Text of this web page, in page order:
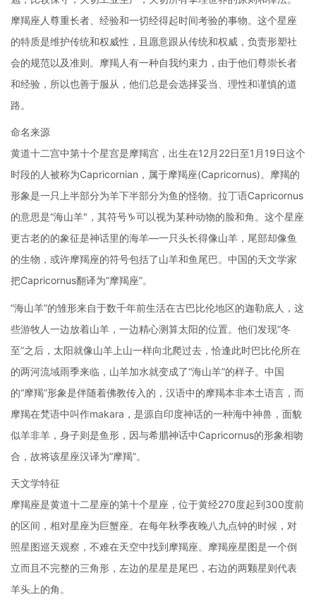
摩羯座人尊重长者、经验和一切经得起时间考验的事物。这个星座
的特质是维护传统和权威性，且愿意跟从传统和权威，负责形塑社
会的规范以及准则。摩羯人有一种自我约束力，由于他们尊崇长者
和经验，所以也善于服从，他们总是会选择妥当、理性和谨慎的道
路。
命名来源
黄道十二宫中第十个星宫是摩羯宫，出生在12月22日至1月19日这个
时段的人被称为Capricornian，属于摩羯座(Capricornus)。摩羯的
形象是一只上半部分为羊下半部分为鱼的怪物。拉丁语Capricornus
的意思是“海山羊"，其符号♑可以视为某种动物的脸和角。这个星座
更古老的的象征是神话里的海羊—一只头长得像山羊，尾部却像鱼
的生物，或许摩羯座的符号包括了山羊和鱼尾巴。中国的天文学家
把Capricornus翻译为“摩羯座”。
“海山羊”的雏形来自于数千年前生活在古巴比伦地区的迦勒底人，这
些游牧人一边放着山羊，一边精心测算太阳的位置。他们发现“冬
至”之后，太阳就像山羊上山一样向北爬过去，恰逢此时巴比伦所在
的两河流域雨季来临，山羊加水就变成了“海山羊”的样子。中国
的“摩羯”形象是伴随着佛教传入的，汉语中的摩羯本非本土语言，而
摩羯在梵语中叫作makara，是源自印度神话的一种海中神兽，面貌
似羊非羊，身子则是鱼形，因与希腊神话中Capricornus的形象相吻
合，故将该星座汉译为“摩羯”。
天文学特征
摩羯座是黄道十二星座的第十个星座，位于黄经270度起到300度前
的区间，相对星座为巨蟹座。在每年秋季夜晚八九点钟的时候，对
照星图巡天观察，不难在天空中找到摩羯座。摩羯座星图是一个倒
立而且不完整的三角形，左边的星星是尾巴，右边的两颗星则代表
羊头上的角。